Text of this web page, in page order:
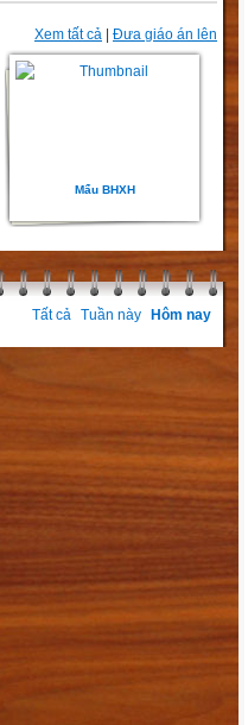
Xem tất cả Đưa giáo án lên
Mẩu BHXH
Tất cả Tuần này Hôm nay